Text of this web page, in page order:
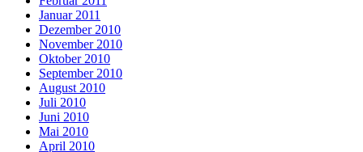
Januar 2011
Dezember 2010
November 2010
Oktober 2010
September 2010
August 2010
Juli 2010
Juni 2010
Mai 2010
April 2010